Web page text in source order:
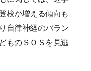
校が増える傾向も
自律神経のバラン
ものＳＯＳを見逃